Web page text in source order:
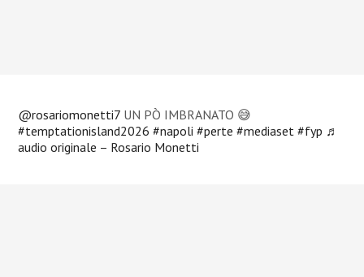
@rosariomonetti7 UN PÒ IMBRANATO 😅
#temptationisland2026 #napoli #perte #mediaset #fyp ♬
audio originale – Rosario Monetti